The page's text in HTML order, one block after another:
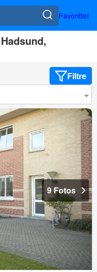
Favoritter
Filtre
9 Fotos